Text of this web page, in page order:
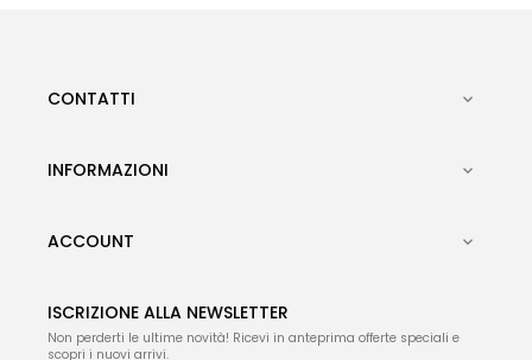
CONTATTI 
INFORMAZIONI 
ACCOUNT 
ISCRIZIONE ALLA NEWSLETTER
Non perderti le ultime novità! Ricevi in anteprima offerte speciali e
scopri i nuovi arrivi.